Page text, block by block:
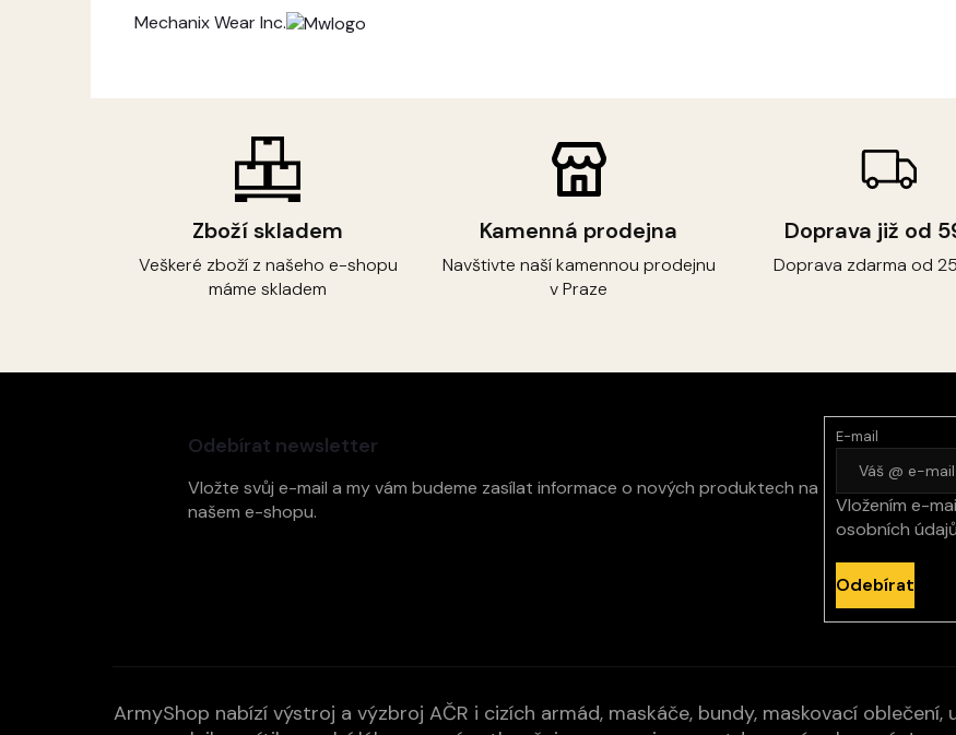
Zboží skladem
Veškeré zboží z našeho e-shopu
máme skladem
Kamenná prodejna
Navštivte naší kamennou prodejnu
v Praze
Doprava již od
Doprava zdarma od
Mechanix Wear Inc.
Odebírat newsletter
Vložte svůj e-mail a my vám budeme zasílat informace o nových produktech na
našem e-shopu.
E-mail
Vložením e-
osobních údajů
Odebírat
ArmyShop nabízí výstroj a výzbroj AČR i cizích armád, maskáče, bundy, maskovací